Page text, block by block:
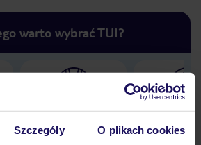
Szczegóły O plikach cookies
warto wybrać TUI?